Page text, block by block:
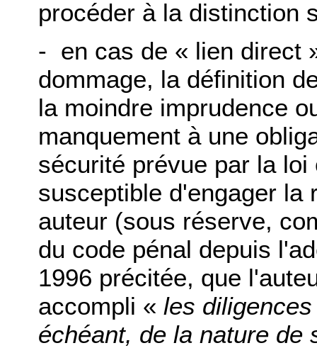
procéder à la distinction
- en cas de « lien direct
dommage, la définition
la moindre imprudence
manquement à une
sécurité prévue par la
susceptible d'engager la
auteur (sous réserve,
du code pénal depuis
1996 précitée, que
accompli « les
échéant, de la nature de